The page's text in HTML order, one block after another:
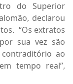
do Superior
declarou
“Os extratos
sua vez são
ao
tempo real”,